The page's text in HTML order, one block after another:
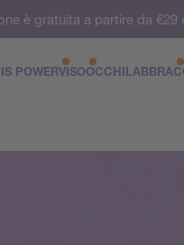
è gratuita a partire da
POWERVISOOCCHILABBRA